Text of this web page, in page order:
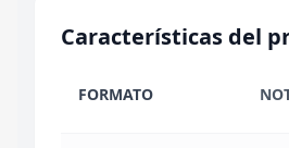
Características del
FORMATO